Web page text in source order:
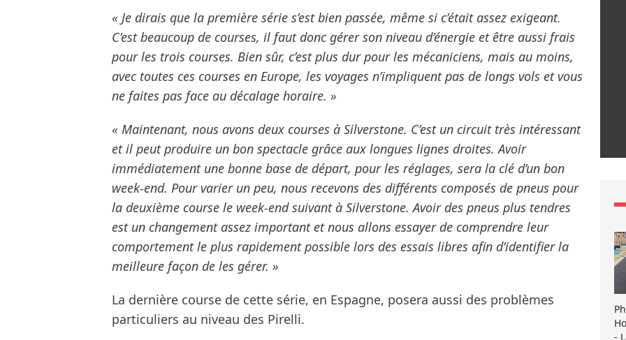
« Je dirais que la première série s’est bien passée, même si c’était assez exigeant.
C’est beaucoup de courses, il faut donc gérer son niveau d’énergie et être aussi frais
pour les trois courses. Bien sûr, c’est plus dur pour les mécaniciens, mais au moins,
avec toutes ces courses en Europe, les voyages n’impliquent pas de longs vols et vous
ne faites pas face au décalage horaire. »
« Maintenant, nous avons deux courses à Silverstone. C’est un circuit très intéressant
et il peut produire un bon spectacle grâce aux longues lignes droites. Avoir
immédiatement une bonne base de départ, pour les réglages, sera la clé d’un bon
week-end. Pour varier un peu, nous recevons des différents composés de pneus pour
la deuxième course le week-end suivant à Silverstone. Avoir des pneus plus tendres
est un changement assez important et nous allons essayer de comprendre leur
comportement le plus rapidement possible lors des essais libres afin d’identifier la
meilleure façon de les gérer. »
La dernière course de cette série, en Espagne, posera aussi des problèmes
particuliers au niveau des Pirelli.
-